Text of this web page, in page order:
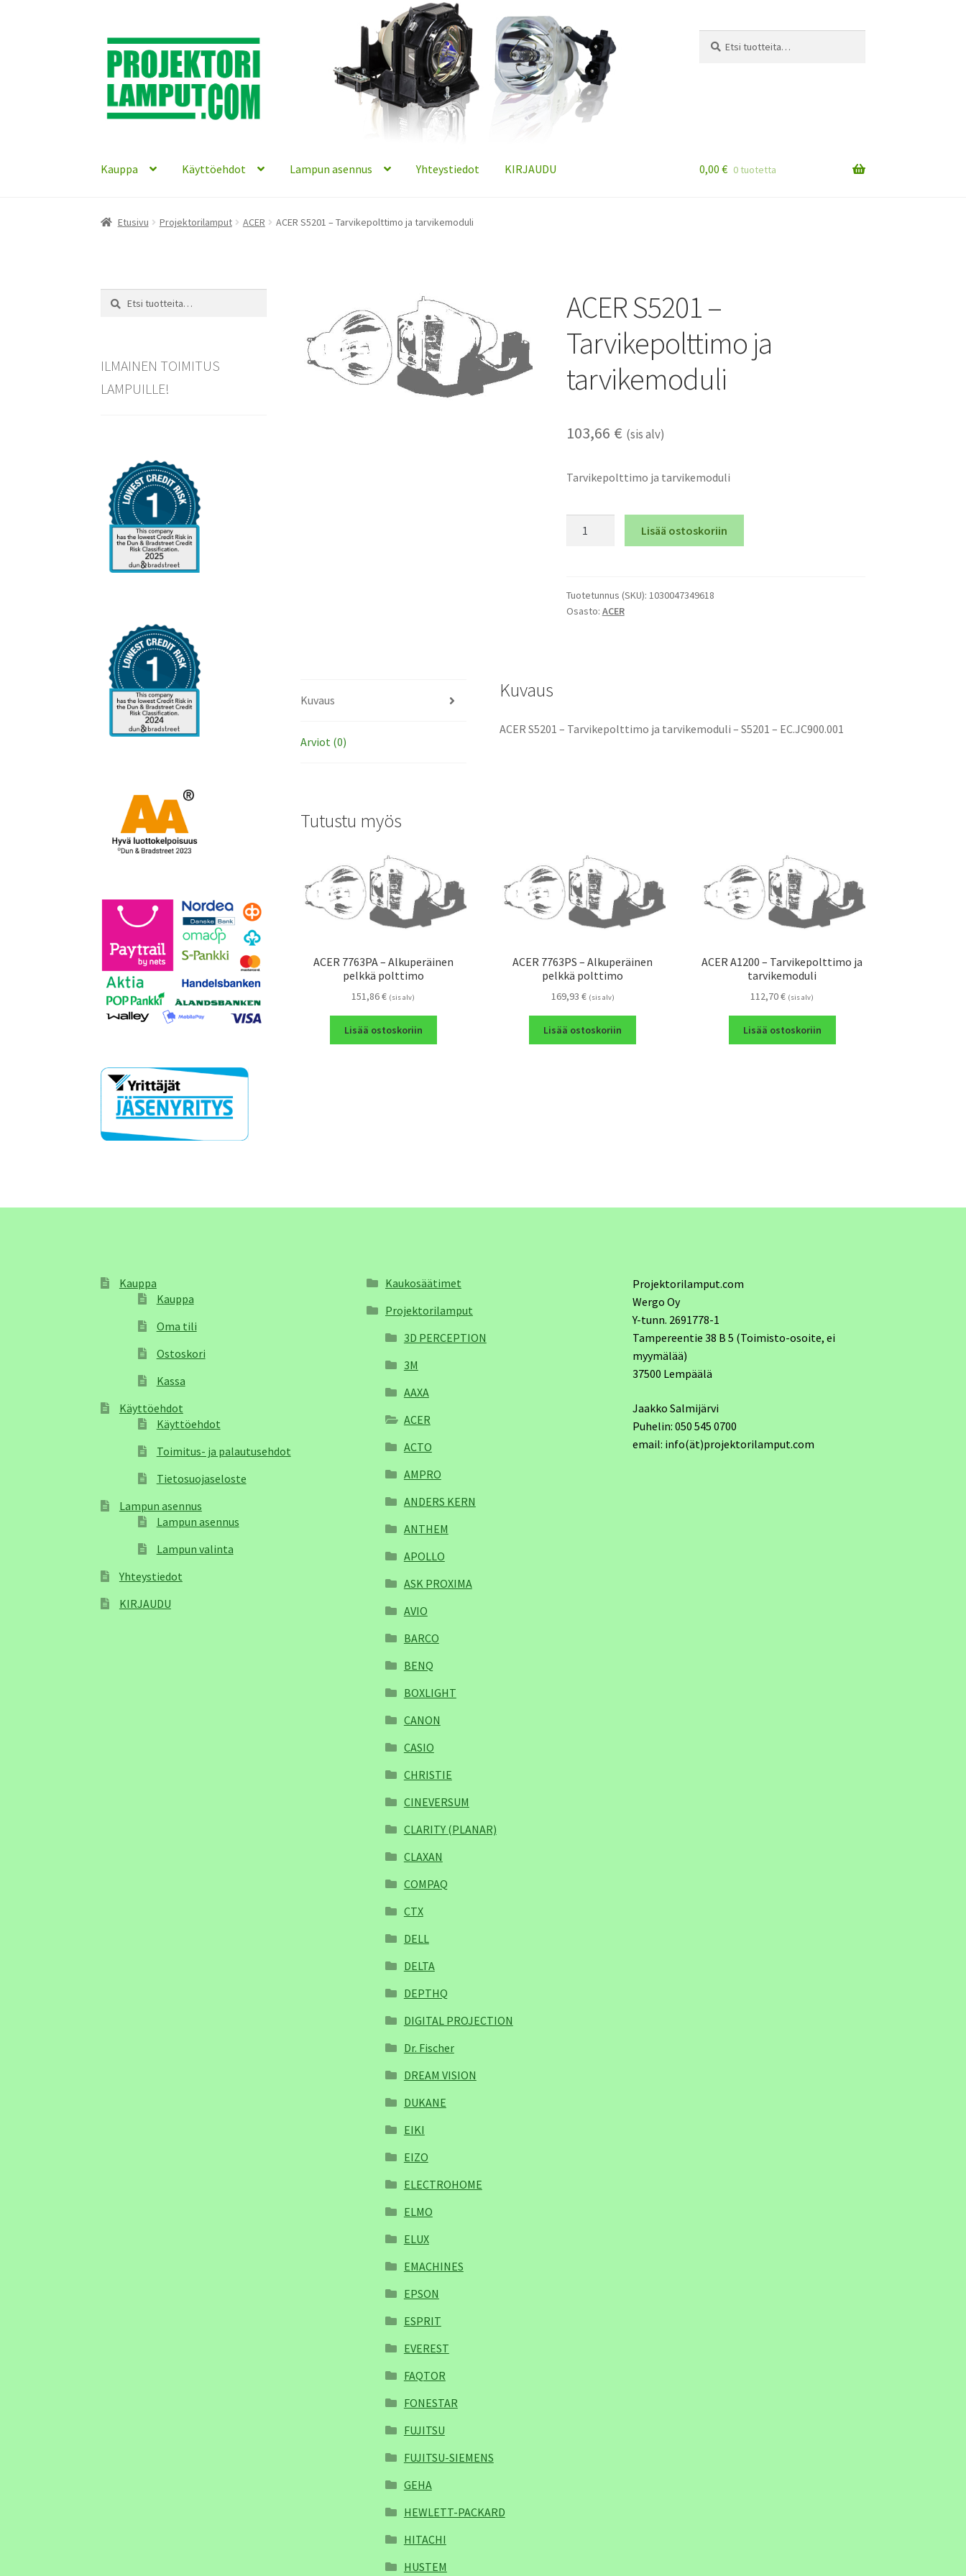
Siirry
navigointiin
Siirry
sisältöön
Kauppa Käyttöehdot Lampun asennus Yhteystiedot KIRJAUDU 0,00 € 0 tuotetta
Etusivu Projektorilamput ACER ACER S5201 – Tarvikepolttimo ja tarvikemoduli
ACER S5201 –
Tarvikepolttimo ja
tarvikemoduli
103,66 € (sis alv)
Tarvikepolttimo ja tarvikemoduli
ja
tarvikemoduli
Lisää ostoskoriin
Tuotetunnus (SKU): 1030047349618
Osasto: ACER
Kuvaus
Arviot (0)
Kuvaus
ACER S5201 – Tarvikepolttimo ja tarvikemoduli – S5201 – EC.JC900.001
Tutustu myös
ACER 7763PA – Alkuperäinen
pelkkä polttimo
151,86€ (sis alv)
Lisää ostoskoriin
ACER 7763PS – Alkuperäinen
pelkkä polttimo
169,93 € (sis alv)
Lisää ostoskoriin
ACER A1200 – Tarvikepolttimo ja
tarvikemoduli
112,70€ (sis alv)
Lisää ostoskoriin
Etsi:
Haku
ILMAINEN TOIMITUS
LAMPUILLE!
Kauppa
Kauppa
Oma tili
Ostoskori
Kassa
Käyttöehdot
Käyttöehdot
Toimitus- ja palautusehdot
Tietosuojaseloste
Lampun asennus
Lampun asennus
Lampun valinta
Yhteystiedot
KIRJAUDU
Kaukosäätimet
Projektorilamput
3D PERCEPTION
3M
AAXA
ACER
ACTO
AMPRO
ANDERS KERN
ANTHEM
APOLLO
ASK PROXIMA
AVIO
BARCO
BENQ
BOXLIGHT
CANON
CASIO
CHRISTIE
CINEVERSUM
CLARITY (PLANAR)
CLAXAN
COMPAQ
CTX
DELL
DELTA
DEPTHQ
DIGITAL PROJECTION
Dr. Fischer
DREAM VISION
DUKANE
EIKI
EIZO
ELECTROHOME
ELMO
ELUX
EMACHINES
EPSON
ESPRIT
EVEREST
FAQTOR
FONESTAR
FUJITSU
FUJITSU-SIEMENS
GEHA
HEWLETT-PACKARD
HITACHI
HUSTEM
Projektorilamput.com
Wergo Oy
Y-tunn. 2691778-1
Tampereentie 38 B 5 (Toimisto-osoite, ei
myymälää)
37500 Lempäälä
Jaakko Salmijärvi
Puhelin: 050 545 0700
email: info(ät)projektorilamput.com